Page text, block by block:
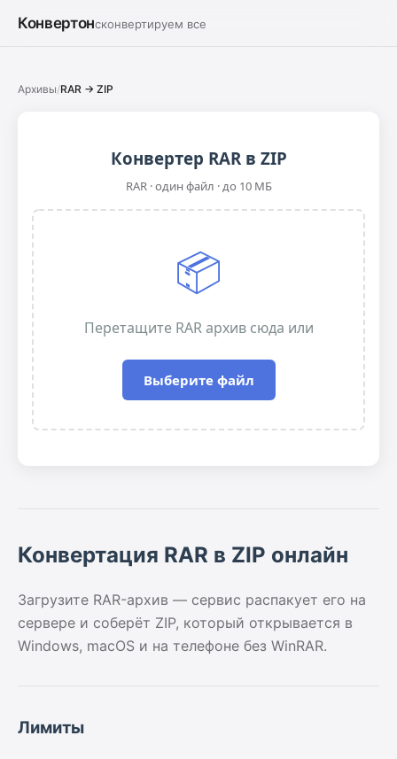
Конвертонсконвертируем все
Архивы/RAR → ZIP
Конвертер RAR в ZIP
RAR · один файл · до 10 МБ
📦
Перетащите RAR архив сюда или
Выберите файл
Конвертация RAR в ZIP онлайн
Загрузите RAR-архив — сервис распакует его на
сервере и соберёт ZIP, который открывается в
Windows, macOS и на телефоне без WinRAR.
Лимиты